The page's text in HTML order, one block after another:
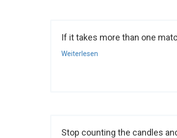
If it takes more than one
Weiterlesen
Stop counting the candles